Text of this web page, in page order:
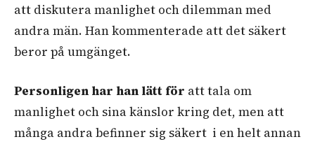
att diskutera manlighet och dilemman med
andra män. Han kommenterade att det säkert
beror på umgänget.
Personligen har han lätt för att tala om
manlighet och sina känslor kring det, men att
många andra befinner sig säkert i en helt annan